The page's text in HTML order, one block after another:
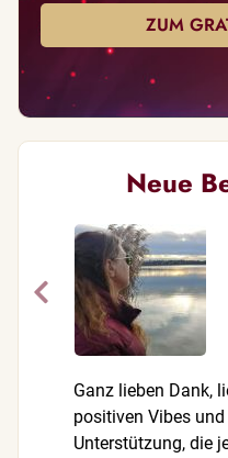
ZUM
Neue
Ganz lieben Dank,
positiven Vibes
Unterstützung, die